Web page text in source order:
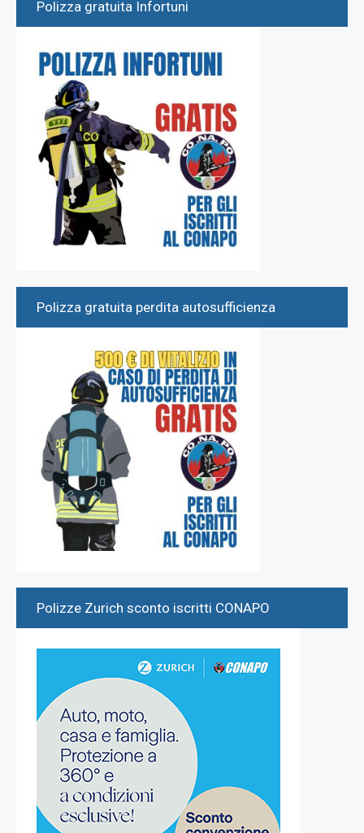
Polizza gratuita Infortuni
Polizza gratuita perdita autosufficienza
Polizze Zurich sconto iscritti CONAPO